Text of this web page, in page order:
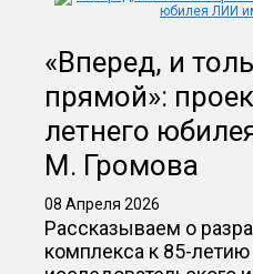
«Вперед, и
прямой»:
летнего
М. Громова
08 Апреля 2026
Рассказываем о
комплекса к 85-